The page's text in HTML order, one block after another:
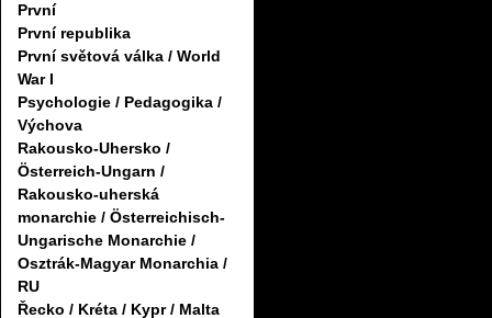
První
První republika
První světová válka / World
War I
Psychologie / Pedagogika /
Výchova
Rakousko-Uhersko /
Österreich-Ungarn /
Rakousko-uherská
monarchie / Österreichisch-
Ungarische Monarchie /
Osztrák-Magyar Monarchia /
RU
Řecko / Kréta / Kypr / Malta